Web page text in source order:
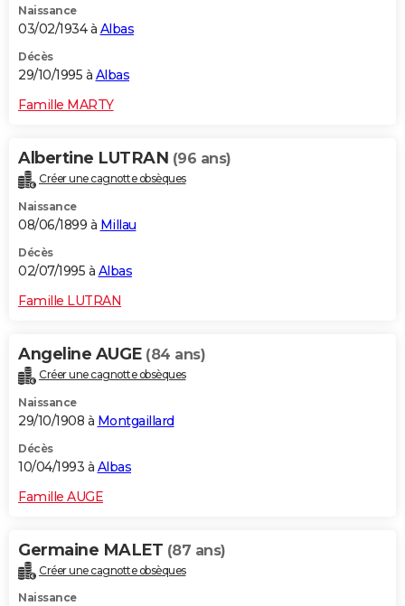
Naissance
03/02/1934 à Albas
Décès
29/10/1995 à Albas
Famille MARTY
Albertine LUTRAN (96 ans)
Créer une cagnotte obsèques
Naissance
08/06/1899 à Millau
Décès
02/07/1995 à Albas
Famille LUTRAN
Angeline AUGE (84 ans)
Créer une cagnotte obsèques
Naissance
29/10/1908 à Montgaillard
Décès
10/04/1993 à Albas
Famille AUGE
Germaine MALET (87 ans)
Créer une cagnotte obsèques
Naissance